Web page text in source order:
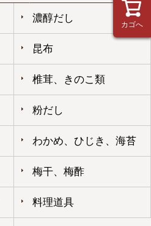
濃醇だし
昆布
椎茸、きのこ類
粉だし
わかめ、ひじき、海苔
梅干、梅酢
料理道具
カゴへ